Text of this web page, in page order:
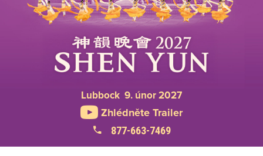
Lubbock 9. únor 2027
Zhlédněte Trailer
877-663-7469